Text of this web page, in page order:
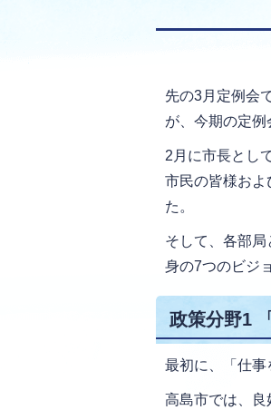
先の3月定例会
が、今期の定例
2月に市長とし
市民の皆様およ
た。
そして、各部
身の7つのビジ
政策分野1
最初に、「仕事
高島市では、良